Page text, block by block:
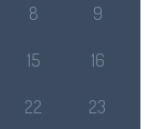
8 9
15 16
22 23